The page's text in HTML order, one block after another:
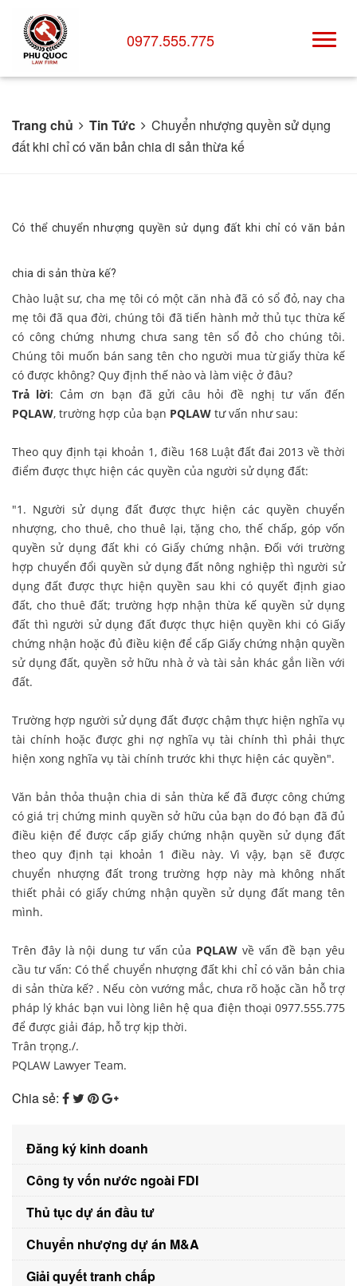
0977.555.775
Trang chủ Tin Tức
Chuyển nhượng quyền sử dụng
đất khi chỉ có văn bản chia di sản thừa kế
Có thể chuyển nhượng quyền sử dụng đất khi chỉ có văn bản
chia di sản thừa kế?
​Chào luật sư, cha mẹ tôi có một căn nhà đã có sổ đỏ, nay cha
mẹ tôi đã qua đời, chúng tôi đã tiến hành mở thủ tục thừa kế
có công chứng nhưng chưa sang tên sổ đỏ cho chúng tôi.
Chúng tôi muốn bán sang tên cho người mua từ giấy thừa kế
có được không? Quy định thế nào và làm việc ở đâu?
Trả lời: Cảm ơn bạn đã gửi câu hỏi đề nghị tư vấn đến
PQLAW, trường hợp của bạn PQLAW tư vấn như sau:
Theo quy định tại khoản 1, điều 168 Luật đất đai 2013 về thời
điểm được thực hiện các quyền của người sử dụng đất:
"1. Người sử dụng đất được thực hiện các quyền chuyển
nhượng, cho thuê, cho thuê lại, tặng cho, thế chấp, góp vốn
quyền sử dụng đất khi có Giấy chứng nhận. Đối với trường
hợp chuyển đổi quyền sử dụng đất nông nghiệp thì người sử
dụng đất được thực hiện quyền sau khi có quyết định giao
đất, cho thuê đất; trường hợp nhận thừa kế quyền sử dụng
đất thì người sử dụng đất được thực hiện quyền khi có Giấy
chứng nhận hoặc đủ điều kiện để cấp Giấy chứng nhận quyền
sử dụng đất, quyền sở hữu nhà ở và tài sản khác gắn liền với
đất.
Trường hợp người sử dụng đất được chậm thực hiện nghĩa vụ
tài chính hoặc được ghi nợ nghĩa vụ tài chính thì phải thực
hiện xong nghĩa vụ tài chính trước khi thực hiện các quyền".
Văn bản thỏa thuận chia di sản thừa kế đã được công chứng
có giá trị chứng minh quyền sở hữu của bạn do đó bạn đã đủ
điều kiện để được cấp giấy chứng nhận quyền sử dụng đất
theo quy định tại khoản 1 điều này. Vì vậy, bạn sẽ được
chuyển nhượng đất trong trường hợp này mà không nhất
thiết phải có giấy chứng nhận quyền sử dụng đất mang tên
mình.
Trên đây là nội dung tư vấn của PQLAW về vấn đề bạn yêu
cầu tư vấn: Có thể chuyển nhượng đất khi chỉ có văn bản chia
di sản thừa kế? . Nếu còn vướng mắc, chưa rõ hoặc cần hỗ trợ
pháp lý khác bạn vui lòng liên hệ qua điện thoại 0977.555.775
để được giải đáp, hỗ trợ kịp thời.
Trân trọng./.
PQLAW Lawyer Team.
Chia sẻ:
Đăng ký kinh doanh
Công ty vốn nước ngoài FDI
Thủ tục dự án đầu tư
Chuyển nhượng dự án M&A
Giải quyết tranh chấp